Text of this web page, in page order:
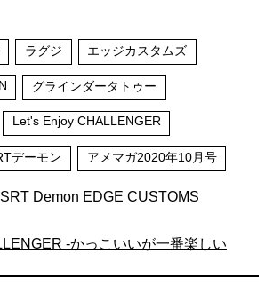
ラグジ エッジカスタムズ
グラインダータトゥー
Let's Enjoy CHALLENGER
デーモン アメマガ2020年10月号
Demon EDGE CUSTOMS
-かっこいいが一番楽しい